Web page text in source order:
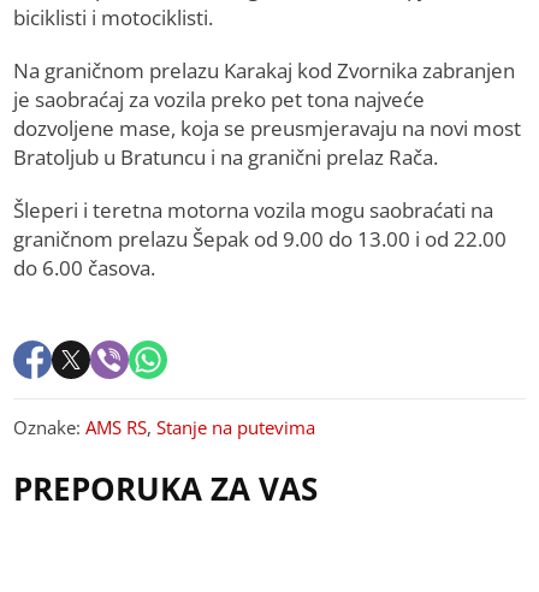
biciklisti i motociklisti.
Na graničnom prelazu Karakaj kod Zvornika zabranjen
je saobraćaj za vozila preko pet tona najveće
dozvoljene mase, koja se preusmjeravaju na novi most
Bratoljub u Bratuncu i na granični prelaz Rača.
Šleperi i teretna motorna vozila mogu saobraćati na
graničnom prelazu Šepak od 9.00 do 13.00 i od 22.00
do 6.00 časova.
Oznake:AMS RS,Stanje na putevima
PREPORUKA ZA VAS